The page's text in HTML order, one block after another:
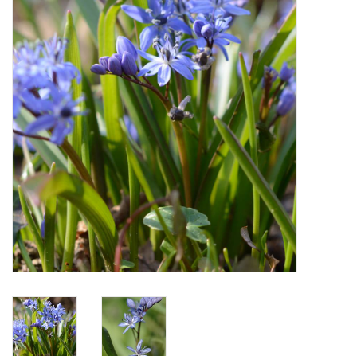
Aanbiedingen
Bodemverbetering
Overige producten
Advies
Onze tuinen!
Sterke Bollen Dagen
Nieuws